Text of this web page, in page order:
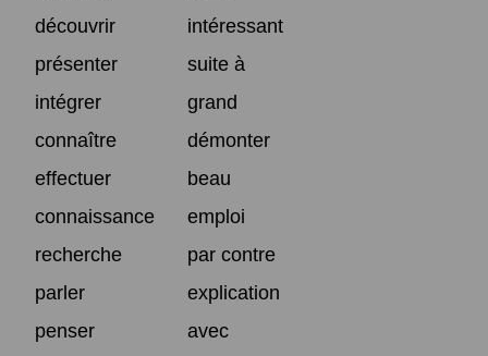
découvrir
intéressant
présenter
suite à
intégrer
grand
connaître
démonter
effectuer
beau
connaissance
emploi
recherche
par contre
parler
explication
penser
avec